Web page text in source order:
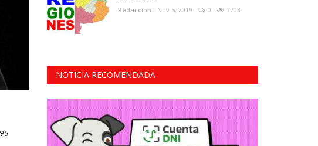
Redaccion Nov 5, 2019 0 7703
NOTICIA RECOMENDADA